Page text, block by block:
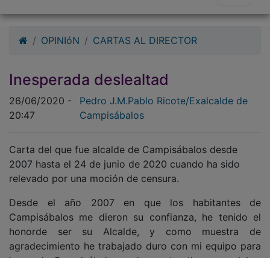
Inesperada deslealtad
26/06/2020 -
20:47
Campisábalos
2007 hasta el 24 de junio de 2020 cuando ha sido
relevado por una moción de censura.
Campisábalos me dieron su confianza, he tenido el
honorde ser su Alcalde, y como muestra de
agradecimiento he trabajado duro con mi equipo para
hacer de Campisábalos un lugar atractivo para vivir y